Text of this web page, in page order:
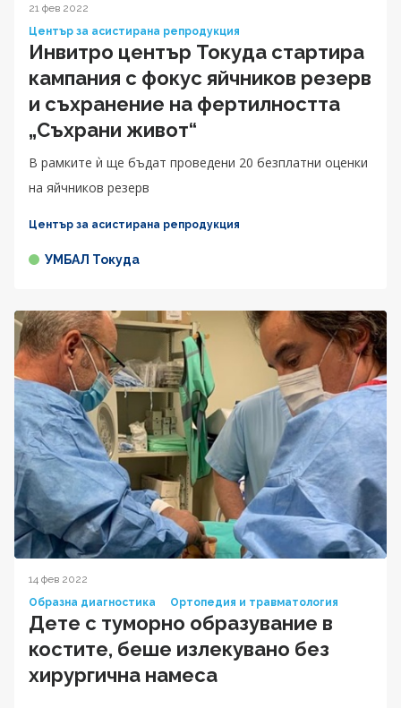
21 фев 2022
Център за асистирана репродукция
Инвитро център Токуда стартира
кампания с фокус яйчников резерв
и съхранение на фертилността
„Съхрани живот“
В рамките ѝ ще бъдат проведени 20 безплатни оценки
на яйчников резерв
Център за асистирана репродукция
УМБАЛ Токуда
14 фев 2022
Образна диагностика
Ортопедия и травматология
Дете с туморно образувание в
костите, беше излекувано без
хирургична намеса